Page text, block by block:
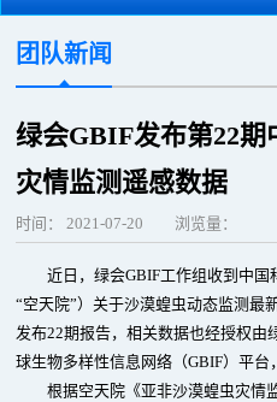
团队新闻
绿会GBIF发布第22期
灾情监测遥感数据
时间： 2021-07-20 浏览量：
近日，绿会GBIF工作组收到中
“空天院”）关于沙漠蝗虫动态监测最
发布22期报告，相关数据也经授权由
球生物多样性信息网络（GBIF）平台
根据空天院《亚非沙漠蝗虫灾情